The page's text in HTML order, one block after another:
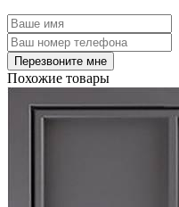
Похожие товары